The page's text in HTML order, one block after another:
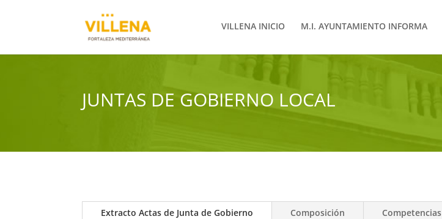
VILLENA INICIO M.I. AYUNTAMIENTO INFORMA
JUNTAS DE GOBIERNO LOCAL
Extracto Actas de Junta de Gobierno Composición Competencias